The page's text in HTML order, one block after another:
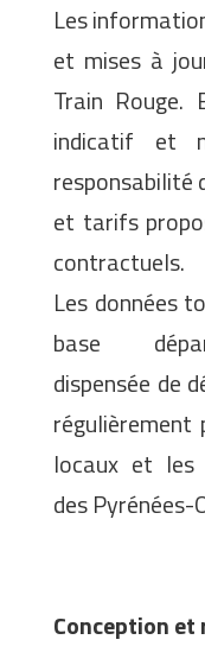
Les
et mises à
Train
indicatif et
responsabilité
et tarifs
contractuels.
Les données
base
dispensée de
locaux et les
des Pyrénées-
Conception